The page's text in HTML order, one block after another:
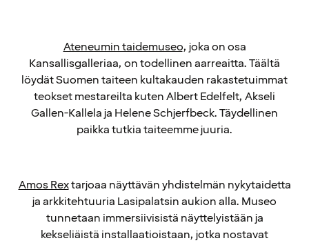
Ateneumin taidemuseo, joka on osa
Kansallisgalleriaa, on todellinen aarreaitta. Täältä
löydät Suomen taiteen kultakauden rakastetuimmat
teokset mestareilta kuten Albert Edelfelt, Akseli
Gallen-Kallela ja Helene Schjerfbeck. Täydellinen
paikka tutkia taiteemme juuria.
Amos Rextarjoaa näyttävän yhdistelmän nykytaidetta
ja arkkitehtuuria Lasipalatsin aukion alla. Museo
tunnetaan immersiivisistä näyttelyistään ja
kekseliäistä installaatioistaan, jotka nostavat